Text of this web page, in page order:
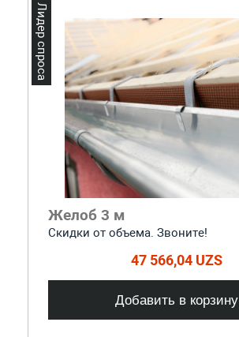
Желоб 3 м
Скидки от объема. Звоните!
47 566,04 UZS
Добавить в корзину
Лидер спроса